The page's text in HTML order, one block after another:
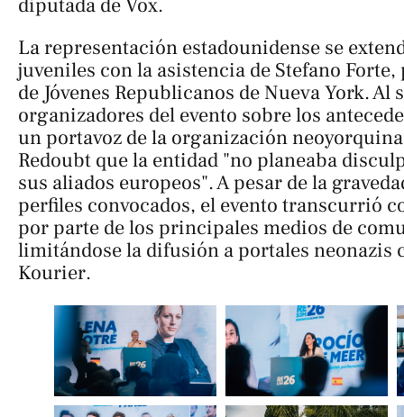
diputada de Vox.
La representación estadounidense se
juveniles con la asistencia de Stefano
de Jóvenes Republicanos de Nueva York.
organizadores del evento sobre los
un portavoz de la organización
Redoubt que la entidad "no planeaba
sus aliados europeos". A pesar de la
perfiles convocados, el evento transcurrió
por parte de los principales medios de
limitándose la difusión a portales neonazis
Kourier.